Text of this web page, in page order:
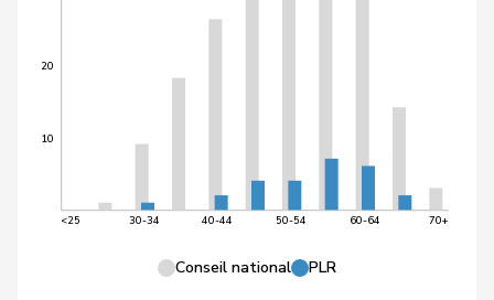
10
20
<25 30-34 40-44 50-54 60-64 70+
Conseil national PLR